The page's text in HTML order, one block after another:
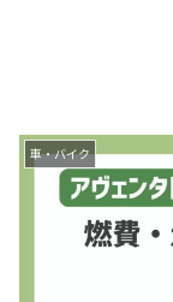
車・バイク